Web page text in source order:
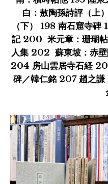
白：敖陶孫詩評（上
（下） 198 南石窟寺碑
記 200 米元章：珊瑚
人集 202 蘇東坡：赤
204 房山雲居寺石経
碑／韓仁銘 207 趙之